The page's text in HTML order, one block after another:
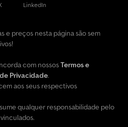
LinkedIn
e preços nesta página são sem
com nossosTermos e
Privacidade.
aos seus respectivos
qualquer responsabilidade pelo